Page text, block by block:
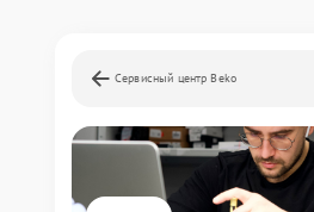
Сервисный центр Beko